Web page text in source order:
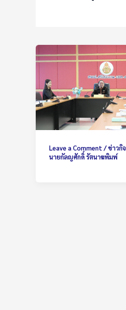
Leave a Comment /ข่าวกิ
นายกัลญศักดิ์ รัตนาฆพิมพ์